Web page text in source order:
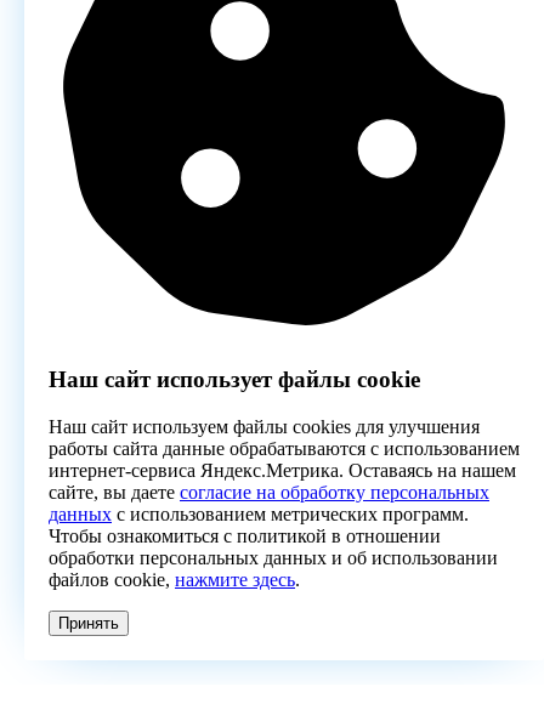
Наш сайт использует файлы cookie
Наш сайт используем файлы cookies для улучшения
работы сайта данные обрабатываются с использованием
интернет-сервиса Яндекс.Метрика. Оставаясь на нашем
сайте, вы даете согласие на обработку персональных
данных с использованием метрических программ.
Чтобы ознакомиться с политикой в отношении
обработки персональных данных и об использовании
файлов cookie, нажмите здесь.
Принять